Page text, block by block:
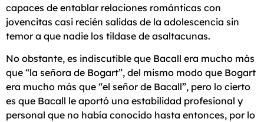
capaces de entablar relaciones románticas con
jovencitas casi recién salidas de la adolescencia sin
temor a que nadie los tildase de asaltacunas.
No obstante, es indiscutible que Bacall era mucho más
que “la señora de Bogart”, del mismo modo que Bogart
era mucho más que “el señor de Bacall”, pero lo cierto
es que Bacall le aportó una estabilidad profesional y
personal que no había conocido hasta entonces, por lo